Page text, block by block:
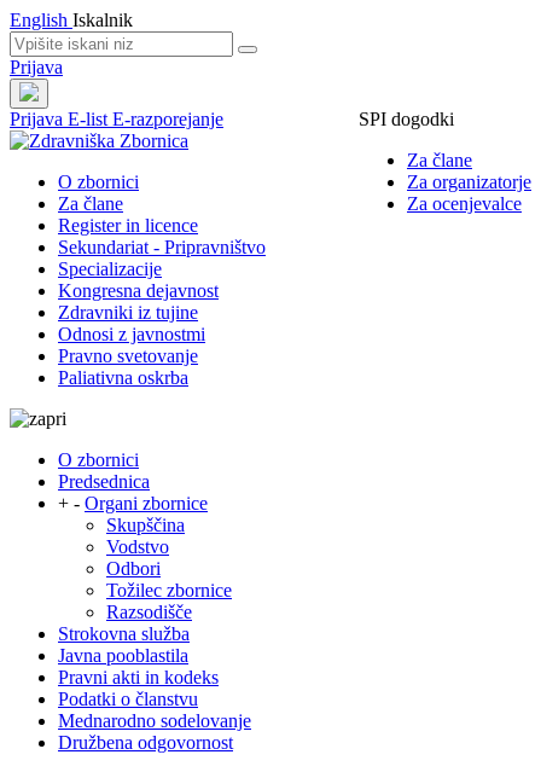
English Iskalnik
Prijava
Prijava
SPI dogodki
Za člane
Za organizatorje
Za ocenjevalce
E-list E-razporejanje
O zbornici
Za člane
Register in licence
Sekundariat - Pripravništvo
Specializacije
Kongresna dejavnost
Zdravniki iz tujine
Odnosi z javnostmi
Pravno svetovanje
Paliativna oskrba
O zbornici
Predsednica
+ - Organi zbornice
Skupščina
Vodstvo
Odbori
Tožilec zbornice
Razsodišče
Strokovna služba
Javna pooblastila
Pravni akti in kodeks
Podatki o članstvu
Mednarodno sodelovanje
Družbena odgovornost